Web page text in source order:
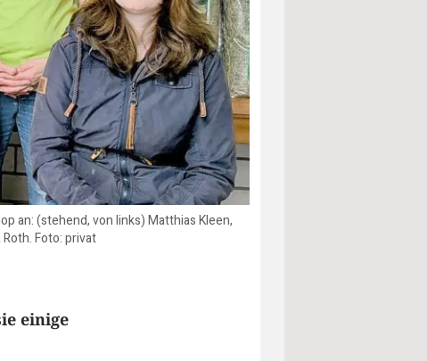
an: (stehend, von links) Matthias Kleen,
Foto: privat
einige